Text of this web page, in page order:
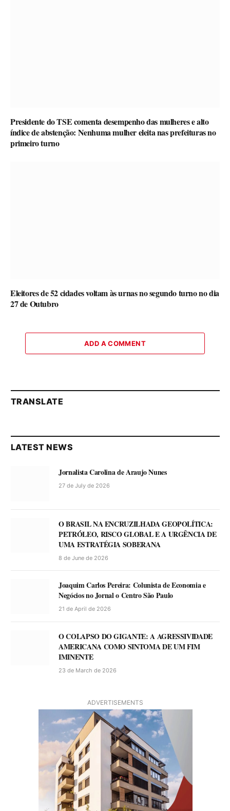
Presidente do TSE comenta desempenho das mulheres e alto
índice de abstenção: Nenhuma mulher eleita nas prefeituras no
primeiro turno
Eleitores de 52 cidades voltam às urnas no segundo turno no dia
27 de Outubro
ADD A COMMENT
TRANSLATE
LATEST NEWS
Jornalista Carolina de Araujo Nunes
27 de July de 2026
O BRASIL NA ENCRUZILHADA GEOPOLÍTICA:
PETRÓLEO, RISCO GLOBAL E A URGÊNCIA DE
UMA ESTRATÉGIA SOBERANA
8 de June de 2026
Joaquim Carlos Pereira: Colunista de Economia e
Negócios no Jornal o Centro São Paulo
21 de April de 2026
O COLAPSO DO GIGANTE: A AGRESSIVIDADE
AMERICANA COMO SINTOMA DE UM FIM
IMINENTE
23 de March de 2026
ADVERTISEMENTS